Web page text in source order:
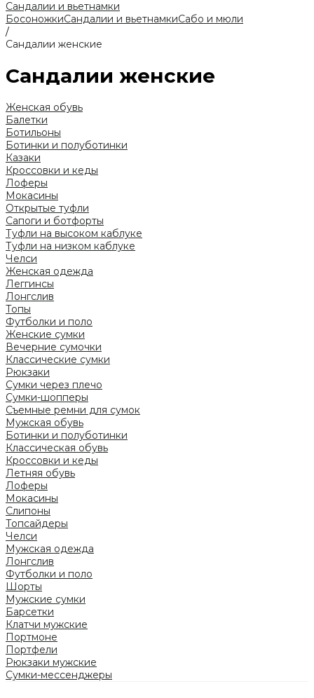
Сандалии и вьетнамки
БосоножкиСандалии и вьетнамкиСабо и мюли
/
Сандалии женские
Сандалии женские
Женская обувь
Балетки
Ботильоны
Ботинки и полуботинки
Казаки
Кроссовки и кеды
Лоферы
Мокасины
Открытые туфли
Сапоги и ботфорты
Туфли на высоком каблуке
Туфли на низком каблуке
Челси
Женская одежда
Леггинсы
Лонгслив
Топы
Футболки и поло
Женские сумки
Вечерние сумочки
Классические сумки
Рюкзаки
Сумки через плечо
Сумки-шопперы
Съемные ремни для сумок
Мужская обувь
Ботинки и полуботинки
Классическая обувь
Кроссовки и кеды
Летняя обувь
Лоферы
Мокасины
Слипоны
Топсайдеры
Челси
Мужская одежда
Лонгслив
Футболки и поло
Шорты
Мужские сумки
Барсетки
Клатчи мужские
Портмоне
Портфели
Рюкзаки мужские
Сумки-мессенджеры